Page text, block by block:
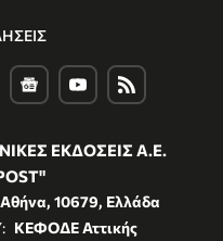
ΕΚΔΟΣΕΙΣ Α.Ε.
10679, Ελλάδα
ΚΕΦΟΔΕ Αττικής